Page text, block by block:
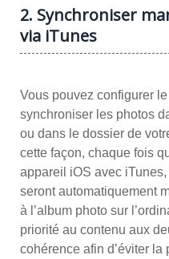
2. Synchroniser
via iTunes
Vous pouvez configurer
synchroniser les photos
ou dans le dossier de
cette façon, chaque fois
appareil iOS avec
seront automatiquement
à l’album photo sur
priorité au contenu aux
cohérence afin d’éviter